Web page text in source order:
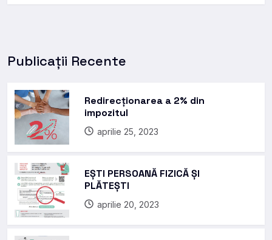
Publicații Recente
Redirecționarea a 2% din
impozitul
aprilie 25, 2023
EȘTI PERSOANĂ FIZICĂ ȘI
PLĂTEȘTI
aprilie 20, 2023